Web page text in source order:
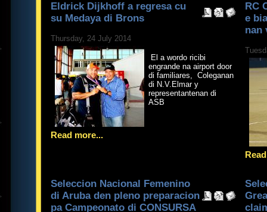
Eldrick Dijkhoff a regresa cu
su Medaya di Brons
Thursday, 24 July 2014
El a wordo ricibi
engrande na airport door
di familiares, Coleganan
di N.V.Elmar y
representantenan di
ASB
Read more...
RC
e
nan
Seleccion Nacional Femenino
di Aruba den pleno preparacion
pa Campeonato di CONSURSA